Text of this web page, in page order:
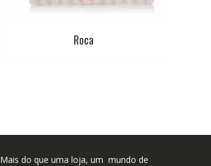
Roca
Mais do que uma loja, um mundo de